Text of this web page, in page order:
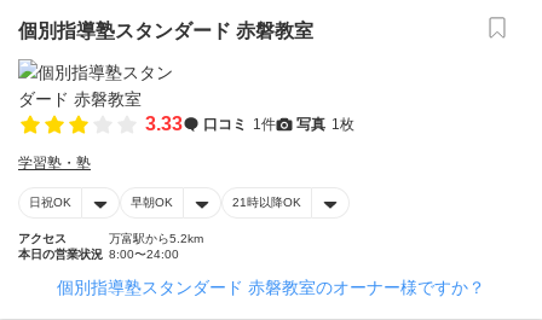
個別指導塾スタンダード 赤磐教室
3.33 口コミ 1件 写真 1枚
学習塾・塾
日祝OK 早朝OK 21時以降OK
アクセス
万富駅から5.2km
本日の営業状況 8:00〜24:00
個別指導塾スタンダード 赤磐教室のオーナー様ですか？